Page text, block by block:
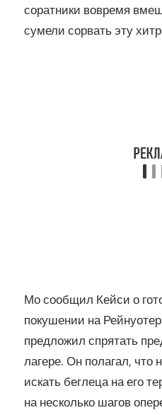
соратники вовремя
сумели сорвать эту
Мо сообщил Кейси о
покушении на
предложил спрятать
лагере. Он полагал, что
искать беглеца на его
на несколько шагов